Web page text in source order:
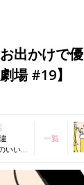
出かけで
場 #19】
いい
】
一覧